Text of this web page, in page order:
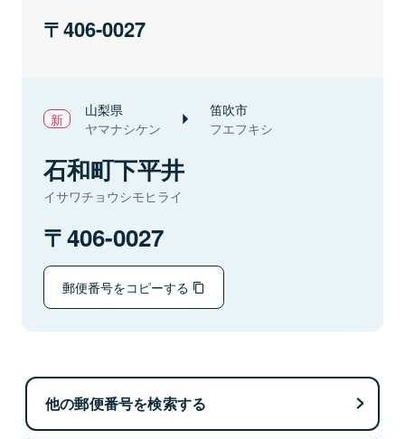
406-0027
山梨県
ヤマナシケン
笛吹市
フエフキシ
石和町下平井
イサワチョウシモヒライ
406-0027
郵便番号をコピーする
他の郵便番号を検索する